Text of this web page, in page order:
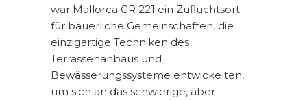
war Mallorca GR 221 ein Zufluchtsort
für bäuerliche Gemeinschaften, die
einzigartige Techniken des
Terrassenanbaus und
Bewässerungssysteme entwickelten,
um sich an das schwierige, aber